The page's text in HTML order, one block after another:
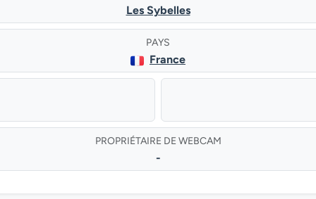
Les Sybelles
PAYS
France
PROPRIÉTAIRE DE WEBCAM
-